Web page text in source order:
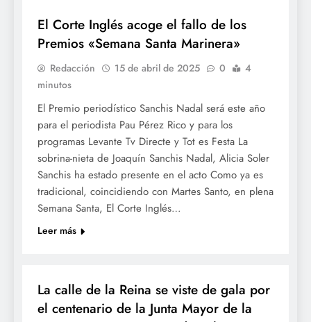
El Corte Inglés acoge el fallo de los
Premios «Semana Santa Marinera»
Redacción 15 de abril de 2025 0
4
minutos
El Premio periodístico Sanchis Nadal será este año
para el periodista Pau Pérez Rico y para los
programas Levante Tv Directe y Tot es Festa La
sobrina-nieta de Joaquín Sanchis Nadal, Alicia Soler
Sanchis ha estado presente en el acto Como ya es
tradicional, coincidiendo con Martes Santo, en plena
Semana Santa, El Corte Inglés…
Leer más
La calle de la Reina se viste de gala por
el centenario de la Junta Mayor de la